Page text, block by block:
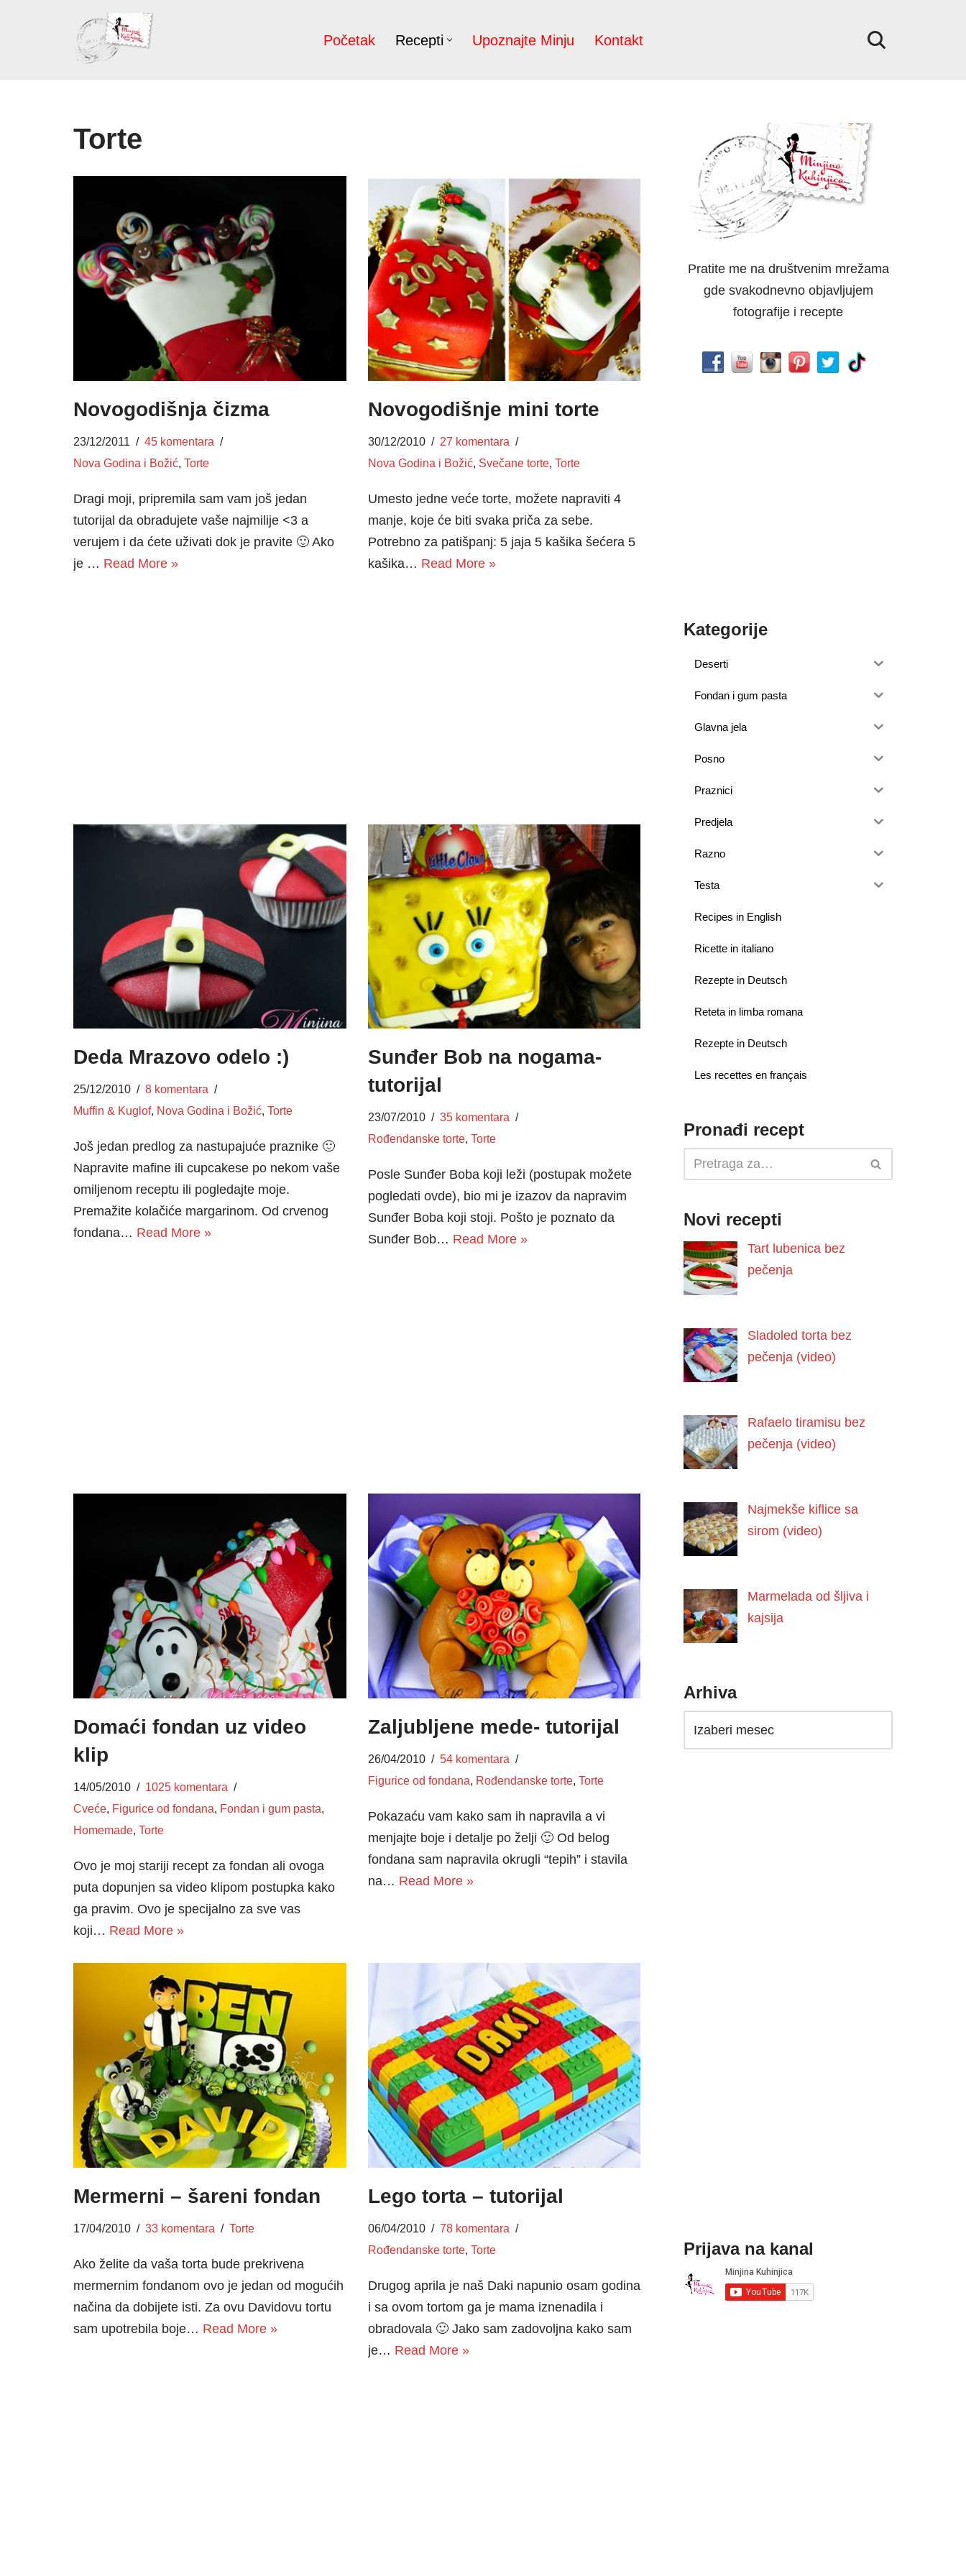
Početak Recepti Upoznajte Minju Kontakt
Torte
Novogodišnja čizma
23/12/2011
45 komentara
Nova Godina i Božić, Torte
Dragi moji, pripremila sam vam još jedan
tutorijal da obradujete vaše najmilije <3 a
verujem i da ćete uživati dok je pravite 🙂 Ako
je … Read More »
Novogodišnje mini torte
30/12/2010
27 komentara
Nova Godina i Božić, Svečane torte, Torte
Umesto jedne veće torte, možete napraviti 4
manje, koje će biti svaka priča za sebe.
Potrebno za patišpanj: 5 jaja 5 kašika šećera 5
kašika… Read More »
Deda Mrazovo odelo :)
25/12/2010
8 komentara
Muffin & Kuglof, Nova Godina i Božić, Torte
Još jedan predlog za nastupajuće praznike 🙂
Napravite mafine ili cupcakese po nekom vaše
omiljenom receptu ili pogledajte moje.
Premažite kolačiće margarinom. Od crvenog
fondana… Read More »
Sunđer Bob na nogama-
tutorijal
23/07/2010
35 komentara
Rođendanske torte, Torte
Posle Sunđer Boba koji leži (postupak možete
pogledati ovde), bio mi je izazov da napravim
Sunđer Boba koji stoji. Pošto je poznato da
Sunđer Bob… Read More »
Domaći fondan uz video
klip
14/05/2010
1025 komentara
Cveće, Figurice od fondana, Fondan i gum pasta,
Homemade, Torte
Ovo je moj stariji recept za fondan ali ovoga
puta dopunjen sa video klipom postupka kako
ga pravim. Ovo je specijalno za sve vas
koji… Read More »
Zaljubljene mede- tutorijal
26/04/2010
54 komentara
Figurice od fondana, Rođendanske torte, Torte
Pokazaću vam kako sam ih napravila a vi
menjajte boje i detalje po želji 🙂 Od belog
fondana sam napravila okrugli “tepih” i stavila
na… Read More »
Mermerni – šareni fondan
17/04/2010 33 komentara Torte
Ako želite da vaša torta bude prekrivena
mermernim fondanom ovo je jedan od mogućih
načina da dobijete isti. Za ovu Davidovu tortu
sam upotrebila boje… Read More »
Lego torta – tutorijal
06/04/2010
78 komentara
Rođendanske torte, Torte
Drugog aprila je naš Daki napunio osam godina
i sa ovom tortom ga je mama iznenadila i
obradovala 🙂 Jako sam zadovoljna kako sam
je… Read More »
Pratite me na društvenim mrežama
gde svakodnevno objavljujem
fotografije i recepte
Kategorije
Deserti
Fondan i gum pasta
Glavna jela
Posno
Praznici
Predjela
Razno
Testa
Recipes in English
Ricette in italiano
Rezepte in Deutsch
Reteta in limba romana
Rezepte in Deutsch
Les recettes en français
Pronađi recept
Novi recepti
Tart lubenica bez
pečenja
Sladoled torta bez
pečenja (video)
Rafaelo tiramisu bez
pečenja (video)
Najmekše kiflice sa
sirom (video)
Marmelada od šljiva i
kajsija
Arhiva
Prijava na kanal